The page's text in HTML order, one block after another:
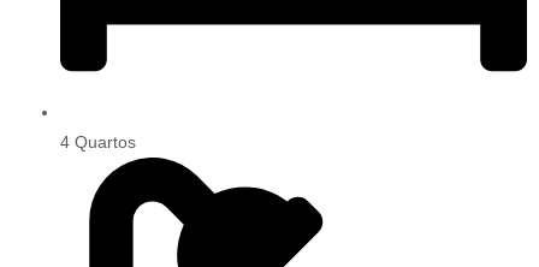
4 Quartos